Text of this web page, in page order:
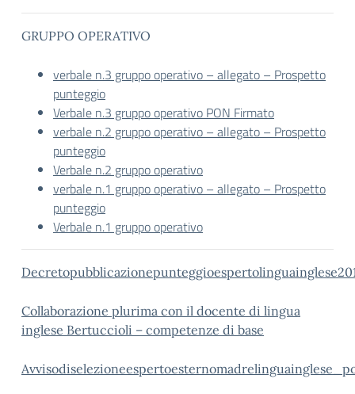
GRUPPO OPERATIVO
verbale n.3 gruppo operativo – allegato – Prospetto
punteggio
Verbale n.3 gruppo operativo PON Firmato
verbale n.2 gruppo operativo – allegato – Prospetto
punteggio
Verbale n.2 gruppo operativo
verbale n.1 gruppo operativo – allegato – Prospetto
punteggio
Verbale n.1 gruppo operativo
Collaborazione plurima con il docente di lingua
inglese Bertuccioli – competenze di base